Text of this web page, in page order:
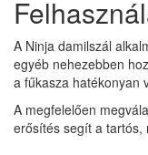
A Ninja damilszál
egyéb nehezebben
a fűkasza hatékonyan
A megfelelően
erősítés segít a tartós,